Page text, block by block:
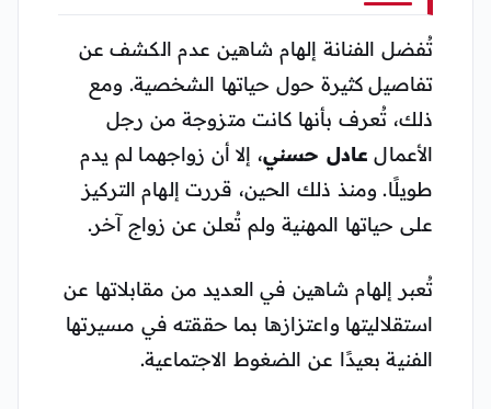
تُفضل الفنانة إلهام شاهين عدم الكشف عن
تفاصيل كثيرة حول حياتها الشخصية. ومع
ذلك، تُعرف بأنها كانت متزوجة من رجل
الأعمال عادل حسني، إلا أن زواجهما لم يدم
طويلًا. ومنذ ذلك الحين، قررت إلهام التركيز
على حياتها المهنية ولم تُعلن عن زواج آخر.
تُعبر إلهام شاهين في العديد من مقابلاتها عن
استقلاليتها واعتزازها بما حققته في مسيرتها
الفنية بعيدًا عن الضغوط الاجتماعية.